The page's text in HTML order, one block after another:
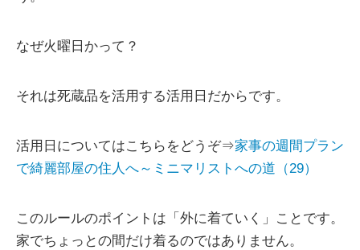
なぜ火曜日かって？
それは死蔵品を活用する活用日だからです。
活用日についてはこちらをどうぞ⇒家事の週間プラン
で綺麗部屋の住人へ～ミニマリストへの道（29）
このルールのポイントは「外に着ていく」ことです。
家でちょっとの間だけ着るのではありません。